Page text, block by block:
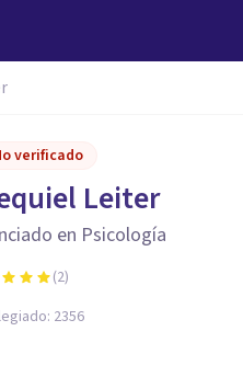
verificado
Leiter
en Psicología
(2)
2356